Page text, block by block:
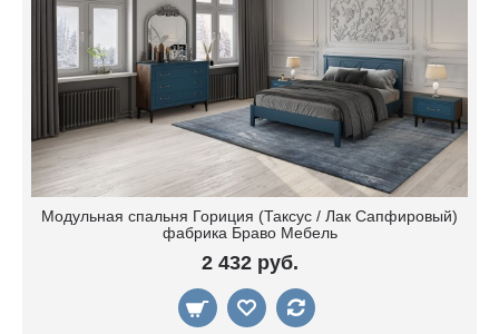
Модульная спальня Гориция (Таксус / Лак Сапфировый)
фабрика Браво Мебель
2 432 руб.